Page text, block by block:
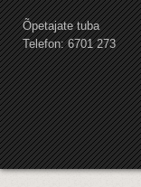
Õpetajate tuba
Telefon: 6701 273